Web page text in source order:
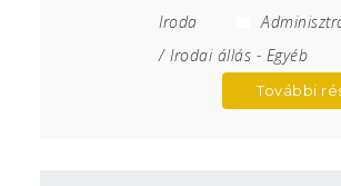
Iroda
/ Irodai állás - Egyéb
További